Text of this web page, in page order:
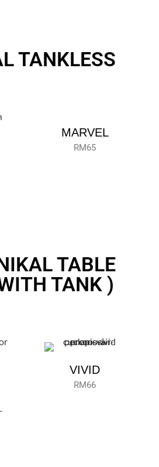
TANKLESS
MARVEL
RM65
TABLE
TANK )
VIVID
RM66